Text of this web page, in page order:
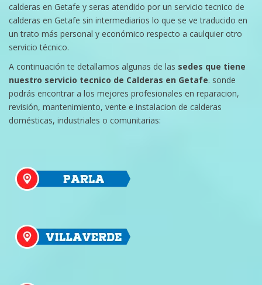
calderas en Getafe y seras atendido por un servicio tecnico de
calderas en Getafe sin intermediarios lo que se ve traducido en
un trato más personal y económico respecto a caulquier otro
servicio técnico.
A continuación te detallamos algunas de las sedes que tiene
nuestro servicio tecnico de Calderas en Getafe. sonde
podrás encontrar a los mejores profesionales en reparacion,
revisión, mantenimiento, vente e instalacion de calderas
domésticas, industriales o comunitarias: